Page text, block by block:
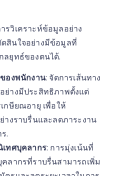
รวิเคราะห์ข้อมูลอย่าง
สินใจอย่างมีข้อมูลที่
ลยุทธ์ของตนได้.
องพนักงาน: จัดการเส้นทาง
ย่างมีประสิทธิภาพตั้งแต่
กษียณอายุ เพื่อให้
างราบรื่นและลดภาระงาน
.
ทศบุคลากร: การมุ่งเน้นที่
ลากรที่ราบรื่นสามารถเพิ่ม